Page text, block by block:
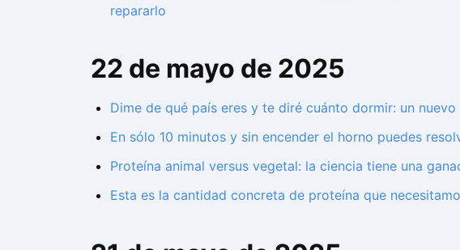
repararlo
22 de mayo de 2025
Dime de qué país eres y te diré cuánto dormir: un
En sólo 10 minutos y sin encender el horno puedes
Proteína animal versus vegetal: la ciencia tiene una
Esta es la cantidad concreta de proteína que